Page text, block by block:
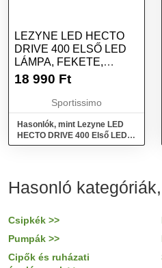
LEZYNE LED HECTO
DRIVE 400 ELSŐ LED
LÁMPA, FEKETE,
MÉRET
18 990 Ft
Sportissimo
Hasonlók, mint Lezyne LED
HECTO DRIVE 400 Első LED
lámpa, fekete, méret
Hasonló
Csipkék >>
Pumpák >>
Cipők és ruházati